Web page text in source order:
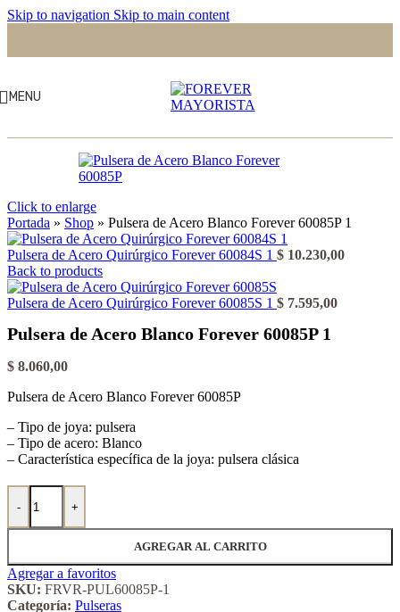
Skip to navigation Skip to main content
MENU
Click to enlarge
Portada » Shop » Pulsera de Acero Blanco Forever 60085P 1
Pulsera de Acero Quirúrgico Forever 60084S 1 $ 10.230,00
Back to products
Pulsera de Acero Quirúrgico Forever 60085S 1 $ 7.595,00
Pulsera de Acero Blanco Forever 60085P 1
$ 8.060,00
Pulsera de Acero Blanco Forever 60085P
– Tipo de joya: pulsera
– Tipo de acero: Blanco
– Característica específica de la joya: pulsera clásica
-
Pulsera de Acero Blanco Forever 60085P 1 cantidad
+
AGREGAR AL CARRITO
Agregar a favoritos
SKU: FRVR-PUL60085P-1
Categoría: Pulseras